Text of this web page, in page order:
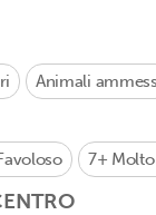
Animali
7+